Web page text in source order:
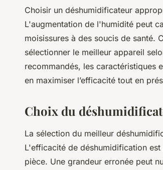
un choix
Choisir un déshumidificateur
L'augmentation de l'humidité peut
moisissures à des soucis de santé.
sélectionner le meilleur appareil
recommandés, les caractéristiques
en maximiser l’efficacité tout en
Choix du
La sélection du meilleur
L'efficacité de déshumidification
pièce. Une grandeur erronée peut